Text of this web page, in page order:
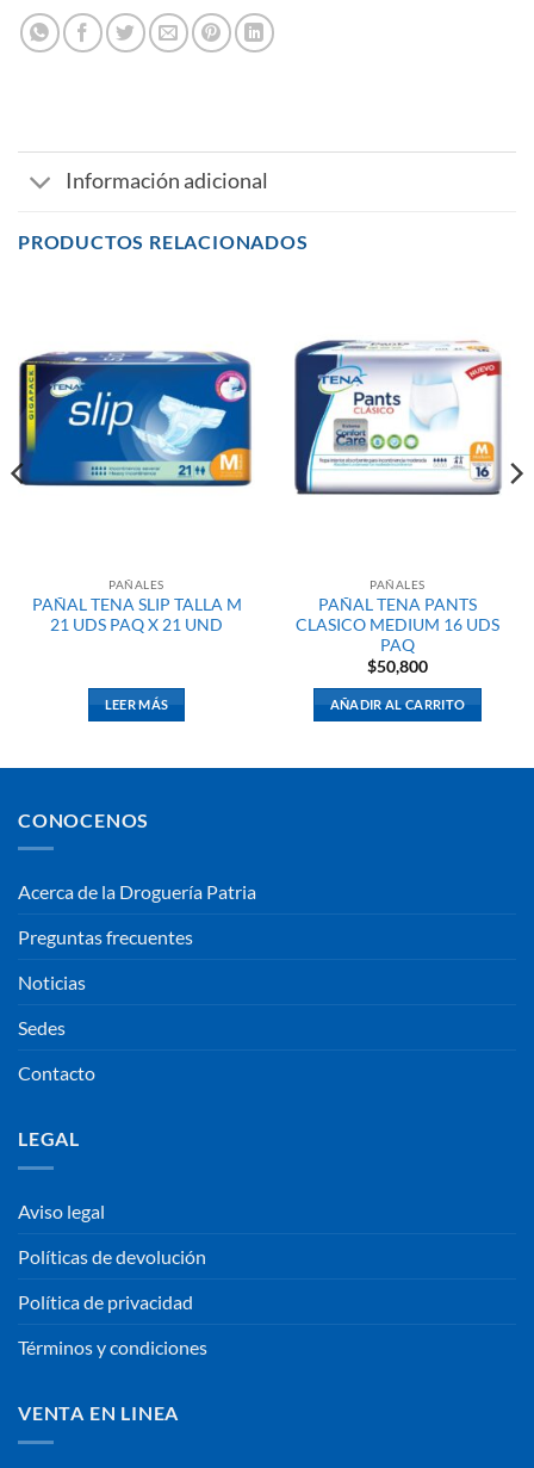
Información adicional
PRODUCTOS RELACIONADOS
PAÑALES
PAÑAL TENA SLIP TALLA M
21 UDS PAQ X 21 UND
LEER MÁS
PAÑALES
PAÑAL TENA PANTS
CLASICO MEDIUM 16 UDS
PAQ
$50,800
AÑADIR AL CARRITO
CONOCENOS
Acerca de la Droguería Patria
Preguntas frecuentes
Noticias
Sedes
Contacto
LEGAL
Aviso legal
Políticas de devolución
Política de privacidad
Términos y condiciones
VENTA EN LINEA